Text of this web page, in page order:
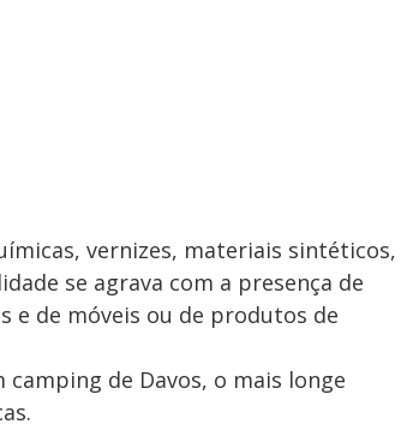
vernizes, materiais sintéticos,
se agrava com a presença de
e de móveis ou de produtos de
de Davos, o mais longe